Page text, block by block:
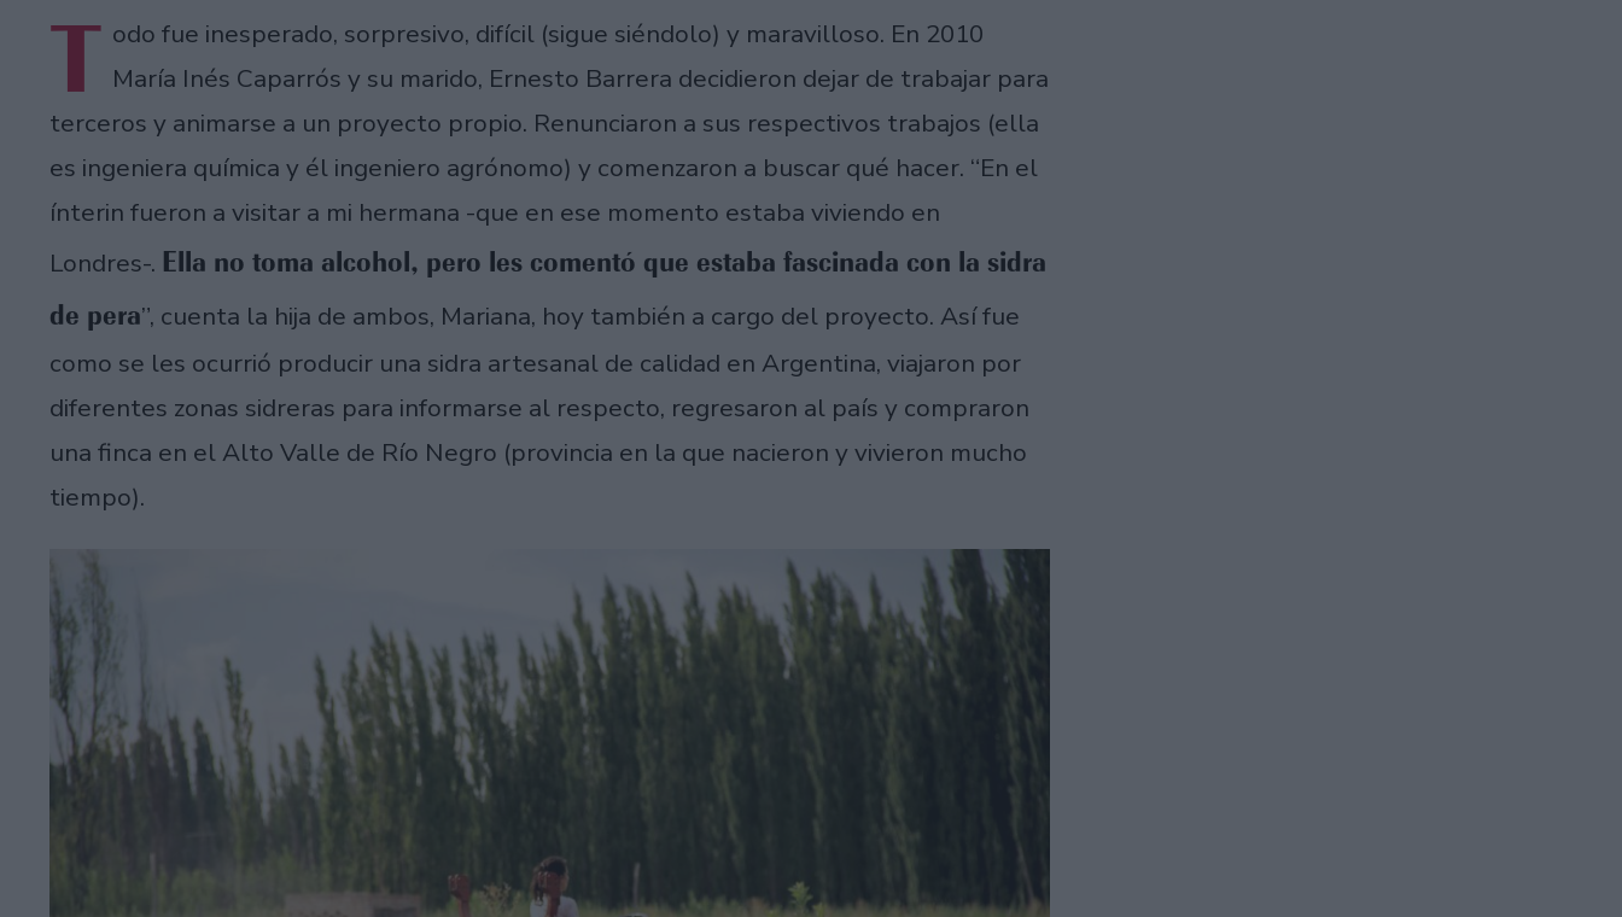
T odo fue inesperado, sorpresivo, difícil (sigue siéndolo) y maravilloso. En 2010
María Inés Caparrós y su marido, Ernesto Barrera decidieron dejar de trabajar para
terceros y animarse a un proyecto propio. Renunciaron a sus respectivos trabajos (ella
es ingeniera química y él ingeniero agrónomo) y comenzaron a buscar qué hacer. “En el
ínterin fueron a visitar a mi hermana -que en ese momento estaba viviendo en
Londres-. Ella no toma alcohol, pero les comentó que estaba fascinada con la sidra
de pera”, cuenta la hija de ambos, Mariana, hoy también a cargo del proyecto. Así fue
como se les ocurrió producir una sidra artesanal de calidad en Argentina, viajaron por
diferentes zonas sidreras para informarse al respecto, regresaron al país y compraron
una finca en el Alto Valle de Río Negro (provincia en la que nacieron y vivieron mucho
tiempo).